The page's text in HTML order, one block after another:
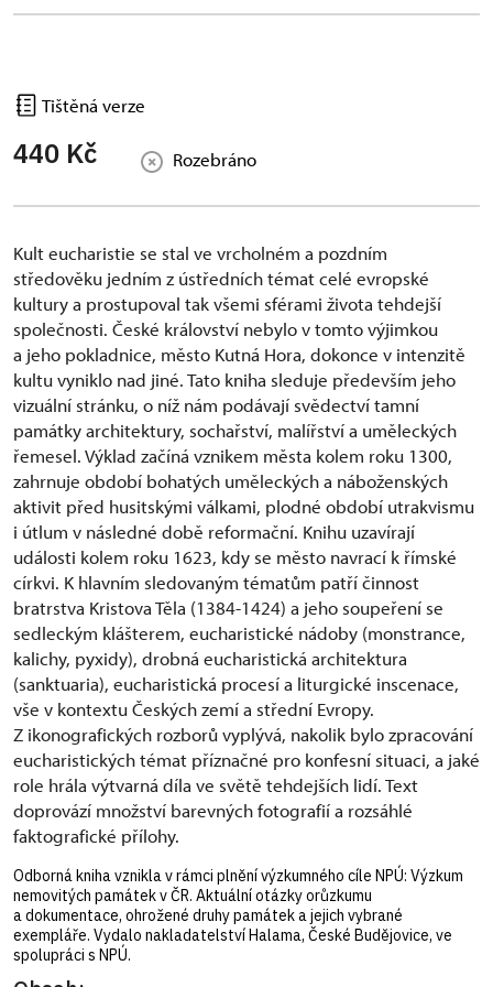
Tištěná verze
440 Kč Rozebráno
Kult eucharistie se stal ve vrcholném a pozdním
středověku jedním z ústředních témat celé evropské
kultury a prostupoval tak všemi sférami života tehdejší
společnosti. České království nebylo v tomto výjimkou
a jeho pokladnice, město Kutná Hora, dokonce v intenzitě
kultu vyniklo nad jiné. Tato kniha sleduje především jeho
vizuální stránku, o níž nám podávají svědectví tamní
památky architektury, sochařství, malířství a uměleckých
řemesel. Výklad začíná vznikem města kolem roku 1300,
zahrnuje období bohatých uměleckých a náboženských
aktivit před husitskými válkami, plodné období utrakvismu
i útlum v následné době reformační. Knihu uzavírají
události kolem roku 1623, kdy se město navrací k římské
církvi. K hlavním sledovaným tématům patří činnost
bratrstva Kristova Těla (1384-1424) a jeho soupeření se
sedleckým klášterem, eucharistické nádoby (monstrance,
kalichy, pyxidy), drobná eucharistická architektura
(sanktuaria), eucharistická procesí a liturgické inscenace,
vše v kontextu Českých zemí a střední Evropy.
Z ikonografických rozborů vyplývá, nakolik bylo zpracování
eucharistických témat příznačné pro konfesní situaci, a jaké
role hrála výtvarná díla ve světě tehdejších lidí. Text
doprovází množství barevných fotografií a rozsáhlé
faktografické přílohy.
Odborná kniha vznikla v rámci plnění výzkumného cíle NPÚ: Výzkum
nemovitých památek v ČR. Aktuální otázky orůzkumu
a dokumentace, ohrožené druhy památek a jejich vybrané
exempláře. Vydalo nakladatelství Halama, České Budějovice, ve
spolupráci s NPÚ.